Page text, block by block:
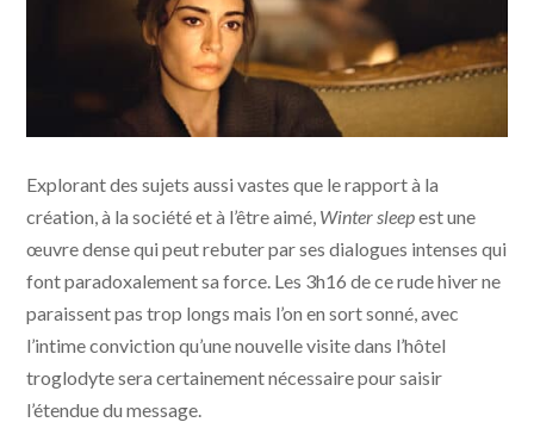
Explorant des sujets aussi vastes que le rapport à la
création, à la société et à l’être aimé, Winter sleepest une
œuvre dense qui peut rebuter par ses dialogues intenses qui
font paradoxalement sa force. Les 3h16 de ce rude hiver ne
paraissent pas trop longs mais l’on en sort sonné, avec
l’intime conviction qu’une nouvelle visite dans l’hôtel
troglodyte sera certainement nécessaire pour saisir
l’étendue du message.